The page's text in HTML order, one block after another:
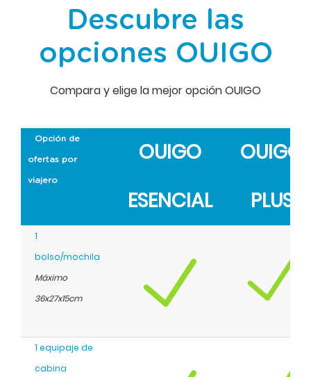
Descubre las
opciones OUIGO
Compara y elige la mejor opción OUIGO
Opción de
ofertas por
viajero
OUIGO
ESENCIAL
OUIGO
PLUS
1
bolso/mochila
Máximo
36x27x15cm
1 equipaje de
cabina